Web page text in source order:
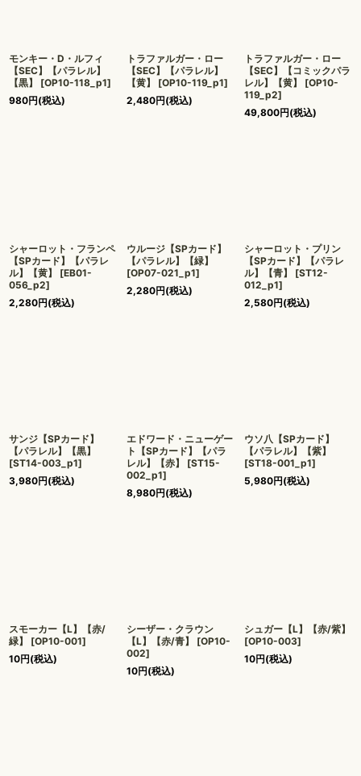
モンキー・D・ルフィ
【SEC】【パラレル】
【黒】
[OP10-118_p1]
980円(税込)
トラファルガー・ロー
【SEC】【パラレル】
【黄】
[OP10-119_p1]
2,480円(税込)
トラファルガー・ロー
【SEC】【コミックパラ
レル】【黄】
[OP10-
119_p2]
49,800円(税込)
シャーロット・フランペ
【SPカード】【パラレ
ル】【黄】
[EB01-
056_p2]
2,280円(税込)
ウルージ【SPカード】
【パラレル】【緑】
[OP07-021_p1]
2,280円(税込)
シャーロット・プリン
【SPカード】【パラレ
ル】【青】
[ST12-
012_p1]
2,580円(税込)
サンジ【SPカード】
【パラレル】【黒】
[ST14-003_p1]
3,980円(税込)
エドワード・ニューゲー
ト【SPカード】【パラ
レル】【赤】
[ST15-
002_p1]
8,980円(税込)
ウソ八【SPカード】
【パラレル】【紫】
[ST18-001_p1]
5,980円(税込)
スモーカー【L】【赤/
緑】
[OP10-001]
10円(税込)
シーザー・クラウン
【L】【赤/青】
[OP10-
002]
10円(税込)
シュガー【L】【赤/紫】
[OP10-003]
10円(税込)